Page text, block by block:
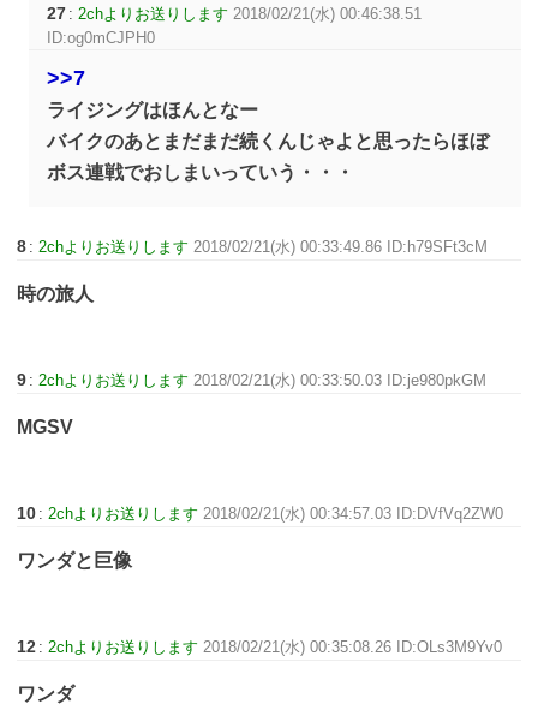
27 :2chよりお送りします 2018/02/21(水) 00:46:38.51
ID:og0mCJPH0
>>7
ライジングはほんとなー
バイクのあとまだまだ続くんじゃよと思ったらほぼ
ボス連戦でおしまいっていう・・・
8 :2chよりお送りします 2018/02/21(水) 00:33:49.86 ID:h79SFt3cM
時の旅人
9 :2chよりお送りします 2018/02/21(水) 00:33:50.03 ID:je980pkGM
MGSV
10 :2chよりお送りします 2018/02/21(水) 00:34:57.03 ID:DVfVq2ZW0
ワンダと巨像
12 :2chよりお送りします 2018/02/21(水) 00:35:08.26 ID:OLs3M9Yv0
ワンダ